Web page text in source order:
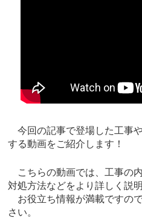
今回の記事で登場した工事
する動画をご紹介します！
こちらの動画では、工事の
対処方法などをより詳しく説
お役立ち情報が満載ですの
さい。